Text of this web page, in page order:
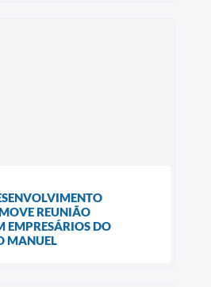
REUNIÃO
EMPRESÁRIOS DO
MANUEL